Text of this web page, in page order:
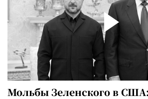
Мольбы Зеленского в